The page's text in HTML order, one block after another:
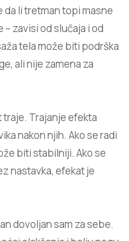
da li tretman topi masne
zavisi od slučaja i od
tela može biti podrška
ali nije zamena za
Trajanje efekta
nakon njih. Ako se radi
biti stabilniji. Ako se
nastavka, efekat je
dovoljan sam za sebe.